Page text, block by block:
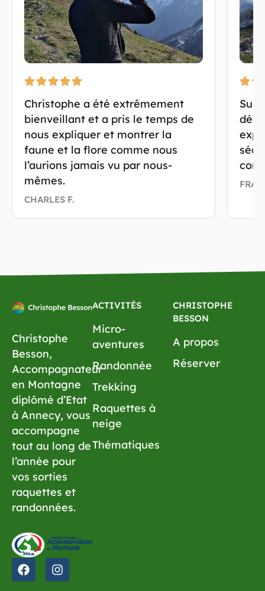
Christophe a été extrêmement
bienveillant et a pris le temps de
nous expliquer et montrer la
faune et la flore comme nous
l’aurions jamais vu par nous-
mêmes.
CHARLES F.
Christophe
Besson,
Accompagnateur
en Montagne
diplômé d’Etat
à Annecy, vous
accompagne
tout au long de
l’année pour
vos sorties
raquettes et
randonnées.
ACTIVITÉS
Micro-
aventures
Randonnée
Trekking
Raquettes à
neige
Thématiques
CHRISTOPHE
BESSON
A propos
Réserver